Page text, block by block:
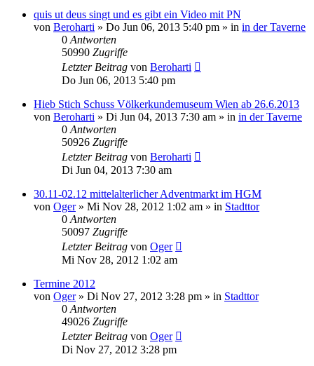
quis ut deus singt und es gibt ein Video mit PN
von Beroharti » Do Jun 06, 2013 5:40 pm » in in der Taverne
0 Antworten
50990 Zugriffe
Letzter Beitrag von Beroharti
Do Jun 06, 2013 5:40 pm
Hieb Stich Schuss Völkerkundemuseum Wien ab 26.6.2013
von Beroharti » Di Jun 04, 2013 7:30 am » in in der Taverne
0 Antworten
50926 Zugriffe
Letzter Beitrag von Beroharti
Di Jun 04, 2013 7:30 am
30.11-02.12 mittelalterlicher Adventmarkt im HGM
von Oger» Mi Nov 28, 2012 1:02 am » in Stadttor
0 Antworten
50097 Zugriffe
Letzter Beitrag von Oger
Mi Nov 28, 2012 1:02 am
Termine 2012
von Oger» Di Nov 27, 2012 3:28 pm » in Stadttor
0 Antworten
49026 Zugriffe
Letzter Beitrag von Oger
Di Nov 27, 2012 3:28 pm